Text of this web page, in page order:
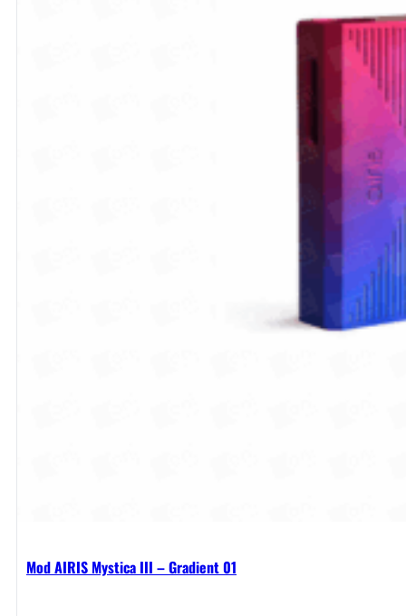
Mod AIRIS Mystica III – Gradient 01